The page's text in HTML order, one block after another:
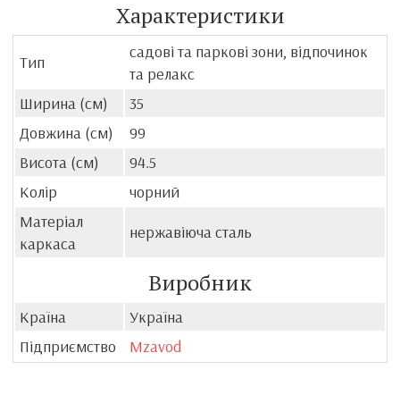
Характеристики
Тип
садові та паркові зони, відпочинок
та релакс
Ширина (см)
35
Довжина (см)
99
Висота (см)
94.5
Колір
чорний
Матеріал
каркаса
нержавіюча сталь
Виробник
Країна
Україна
Підприємство
Mzavod